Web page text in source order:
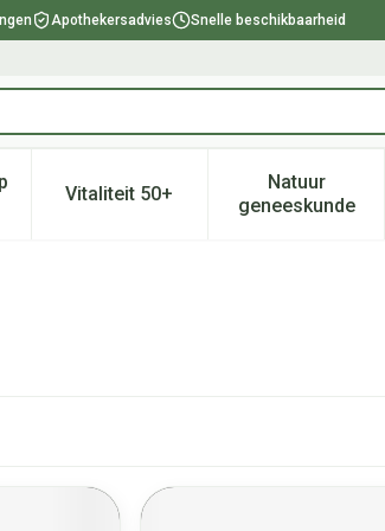
Apothekersadvies Snelle beschikbaarheid
categorie
en vitamines categorie
voor Zwangerschap en kinderen
Vitaliteit 50+Toon submenu voor Vitaliteit
Natuur
geneeskunde
Toon